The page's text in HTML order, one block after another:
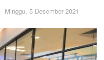
Minggu, 5 Desember 2021